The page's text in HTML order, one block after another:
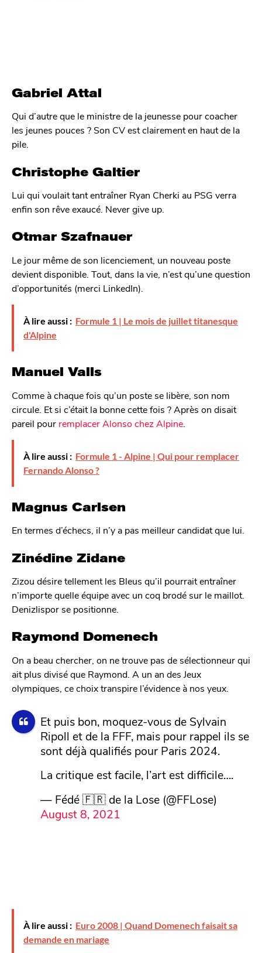
Gabriel Attal
Qui d’autre que le ministre de la jeunesse pour coacher
les jeunes pouces ? Son CV est clairement en haut de la
pile.
Christophe Galtier
Lui qui voulait tant entraîner Ryan Cherki au PSG verra
enfin son rêve exaucé. Never give up.
Otmar Szafnauer
Le jour même de son licenciement, un nouveau poste
devient disponible. Tout, dans la vie, n’est qu’une question
d’opportunités (merci LinkedIn).
À lire aussi : Formule 1 | Le mois de juillet titanesque
d'Alpine
Manuel Valls
Comme à chaque fois qu’un poste se libère, son nom
circule. Et si c’était la bonne cette fois ? Après on disait
pareil pour remplacer Alonso chez Alpine
À lire aussi : Formule 1 - Alpine | Qui pour remplacer
Fernando Alonso ?
Magnus Carlsen
En termes d’échecs, il n’y a pas meilleur candidat que lui.
Zinédine Zidane
Zizou désire tellement les Bleus qu’il pourrait entraîner
n’importe quelle équipe avec un coq brodé sur le maillot.
Denizlispor se positionne.
Raymond Domenech
On a beau chercher, on ne trouve pas de sélectionneur qui
ait plus divisé que Raymond. A un an des Jeux
olympiques, ce choix transpire l’évidence à nos yeux.
Et puis bon, moquez-vous de Sylvain
Ripoll et de la FFF, mais pour rappel ils se
sont déjà qualifiés pour Paris 2024.
La critique est facile, l’art est difficile….
— Fédé 🇫🇷 de la Lose (@FFLose)
August 8, 2021
À lire aussi : Euro 2008 | Quand Domenech faisait sa
demande en mariage